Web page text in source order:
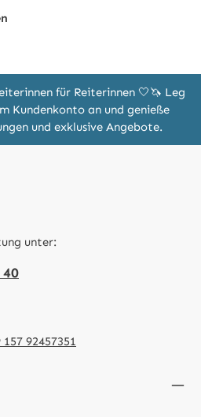
für Reiterinnen 🤍🦄 Leg
Kundenkonto an und genieße
und exklusive Angebote.
unter:
40
157 92457351